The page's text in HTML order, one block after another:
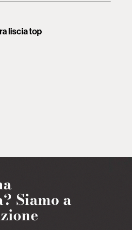
liscia top
Siamo a